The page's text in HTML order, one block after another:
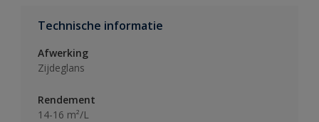
Technische informatie
Afwerking
Zijdeglans
Rendement
14-16 m²/L